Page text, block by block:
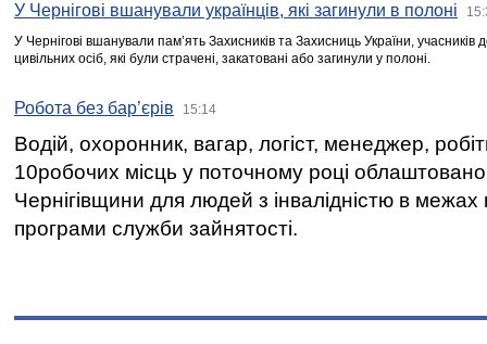
У Чернігові вшанували українців, які загинули в полоні
У Чернігові вшанували пам’ять Захисників та Захисниць України,
цивільних осіб, які були страчені, закатовані або загинули у полоні.
Робота без бар’єрів 15:14
Водій, охоронник, вагар, логіст, менеджер,
10робочих місць у поточному році
Чернігівщини для людей з інвалідністю в межах
програми служби зайнятості.